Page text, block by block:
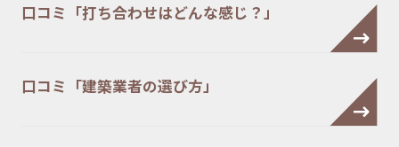
口コミ「打ち合わせはどんな感じ？」
口コミ「建築業者の選び方」